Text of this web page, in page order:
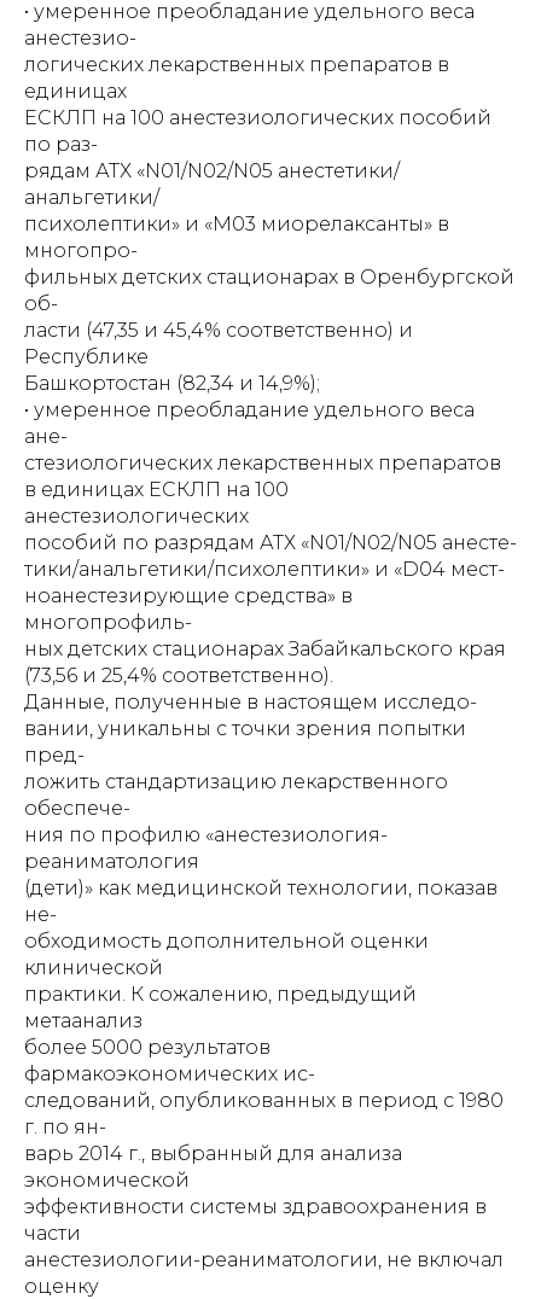
• умеренное преобладание удельного веса
анестезио-
логических лекарственных препаратов в
единицах
ЕСКЛП на 100 анестезиологических пособий
по раз-
рядам АТХ «N01/N02/N05 анестетики/
анальгетики/
психолептики» и «M03 миорелаксанты» в
многопро-
фильных детских стационарах в Оренбургской
об-
ласти (47,35 и 45,4% соответственно) и
Республике
Башкортостан (82,34 и 14,9%);
• умеренное преобладание удельного веса
ане-
стезиологических лекарственных препаратов
в единицах ЕСКЛП на 100
анестезиологических
пособий по разрядам АТХ «N01/N02/N05 анесте-
тики/анальгетики/психолептики» и «D04 мест-
ноанестезирующие средства» в
многопрофиль-
ных детских стационарах Забайкальского края
(73,56 и 25,4% соответственно).
Данные, полученные в настоящем исследо-
вании, уникальны с точки зрения попытки
пред-
ложить стандартизацию лекарственного
обеспече-
ния по профилю «анестезиология-
реаниматология
(дети)» как медицинской технологии, показав
не-
обходимость дополнительной оценки
клинической
практики. К сожалению, предыдущий
метаанализ
более 5000 результатов
фармакоэкономических ис-
следований, опубликованных в период с 1980
г. по ян-
варь 2014 г., выбранный для анализа
экономической
эффективности системы здравоохранения в
части
анестезиологии-реаниматологии, не включал
оценку